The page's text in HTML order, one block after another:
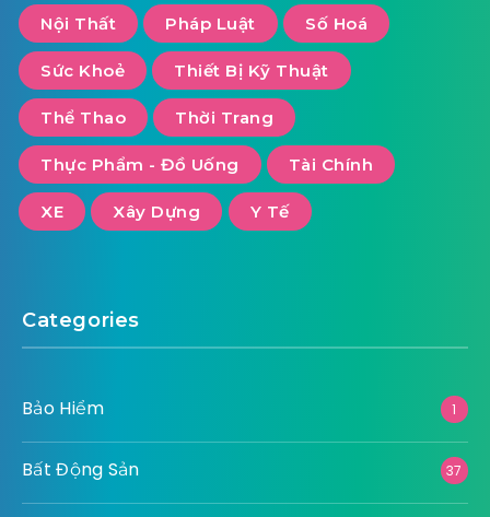
Nội Thất Pháp Luật Số Hoá
Sức Khoẻ Thiết Bị Kỹ Thuật
Thể Thao Thời Trang
Thực Phẩm - Đồ Uống Tài Chính
XE Xây Dựng Y Tế
Categories
Bảo Hiểm 1
Bất Động Sản 37